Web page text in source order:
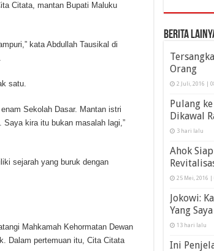
Citata, mantan Bupati Maluku
kata Abdullah Tausikal di
satu.
Sekolah Dasar. Mantan istri
kira itu bukan masalah lagi,”
sejarah yang buruk dengan
Mahkamah Kehormatan Dewan
Dalam pertemuan itu, Cita Citata
Berita
Orang
2 Juli, 2016 |
Pulang
Dikawal
3 hari lalu
Ahok
25 Mei, 2016 |
Jokowi:
Yang
13 hari lalu
Ini